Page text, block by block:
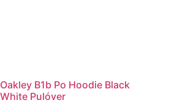
Oakley B1b Po Hoodie Black
White Pulóver